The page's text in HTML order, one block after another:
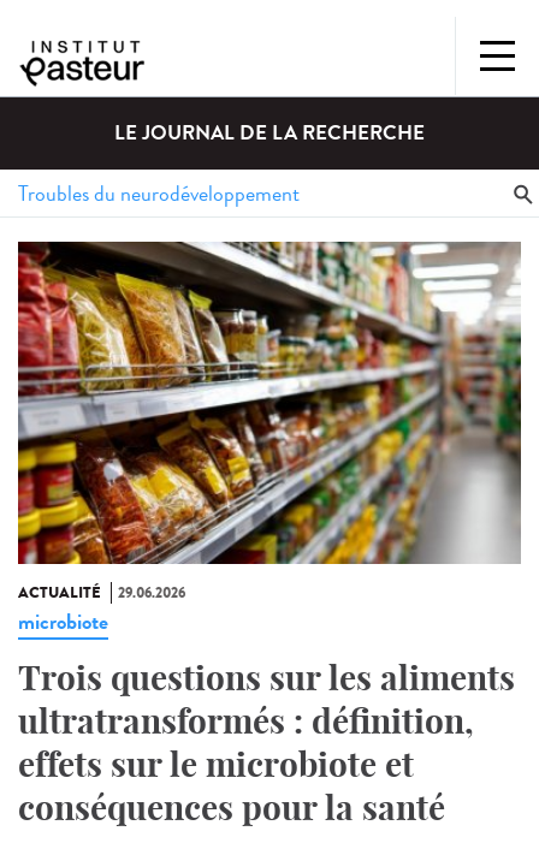
LE JOURNAL DE LA RECHERCHE
ACTUALITÉ 29.06.2026
microbiote
Trois questions sur les aliments
ultratransformés : définition,
effets sur le microbiote et
conséquences pour la santé